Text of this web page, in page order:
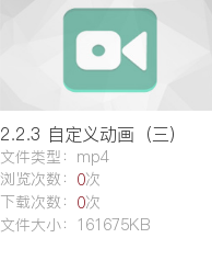
2.2.3 自定义动画（三）
文件类型：mp4
浏览次数： 0次
下载次数： 0次
文件大小：161675KB